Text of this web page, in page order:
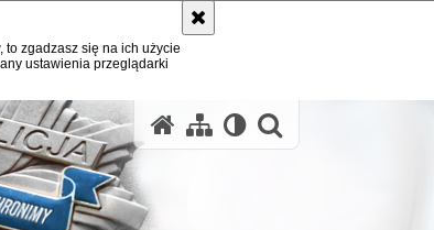
to zgadzasz się na ich użycie
ustawienia przeglądarki